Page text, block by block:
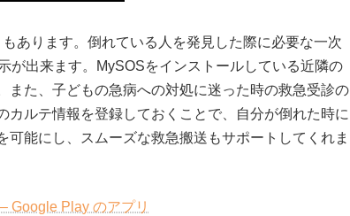
あります。倒れている人を発見した際に必要な一次
が出来ます。MySOSをインストールしている近隣の
また、子どもの急病への対処に迷った時の救急受診の
カルテ情報を登録しておくことで、自分が倒れた時に
能にし、スムーズな救急搬送もサポートしてくれま
Google Play のアプリ